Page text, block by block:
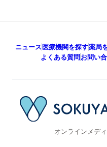
ニュース医療機関を探す薬局
よくある質問お問い
オンラインメデ